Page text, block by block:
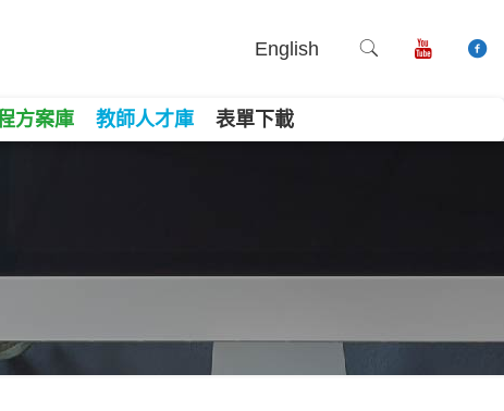
English
方案庫 教師人才庫 表單下載